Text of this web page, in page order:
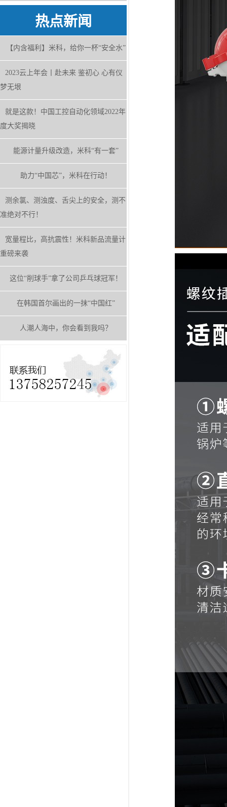
热点新闻
【内含福利】米科，给你一杯“安全水”
2023云上年会丨赴未来 鉴初心 心有仪
梦无垠
就是这款！中国工控自动化领域2022年
度大奖揭晓
能源计量升级改造，米科“有一套”
助力“中国芯”，米科在行动！
测余氯、测浊度、舌尖上的安全，测不
准绝对不行！
宽量程比，高抗震性！米科新品流量计
重磅来袭
这位“削球手”拿了公司乒乓球冠军！
在韩国首尔画出的一抹“中国红”
人潮人海中，你会看到我吗？